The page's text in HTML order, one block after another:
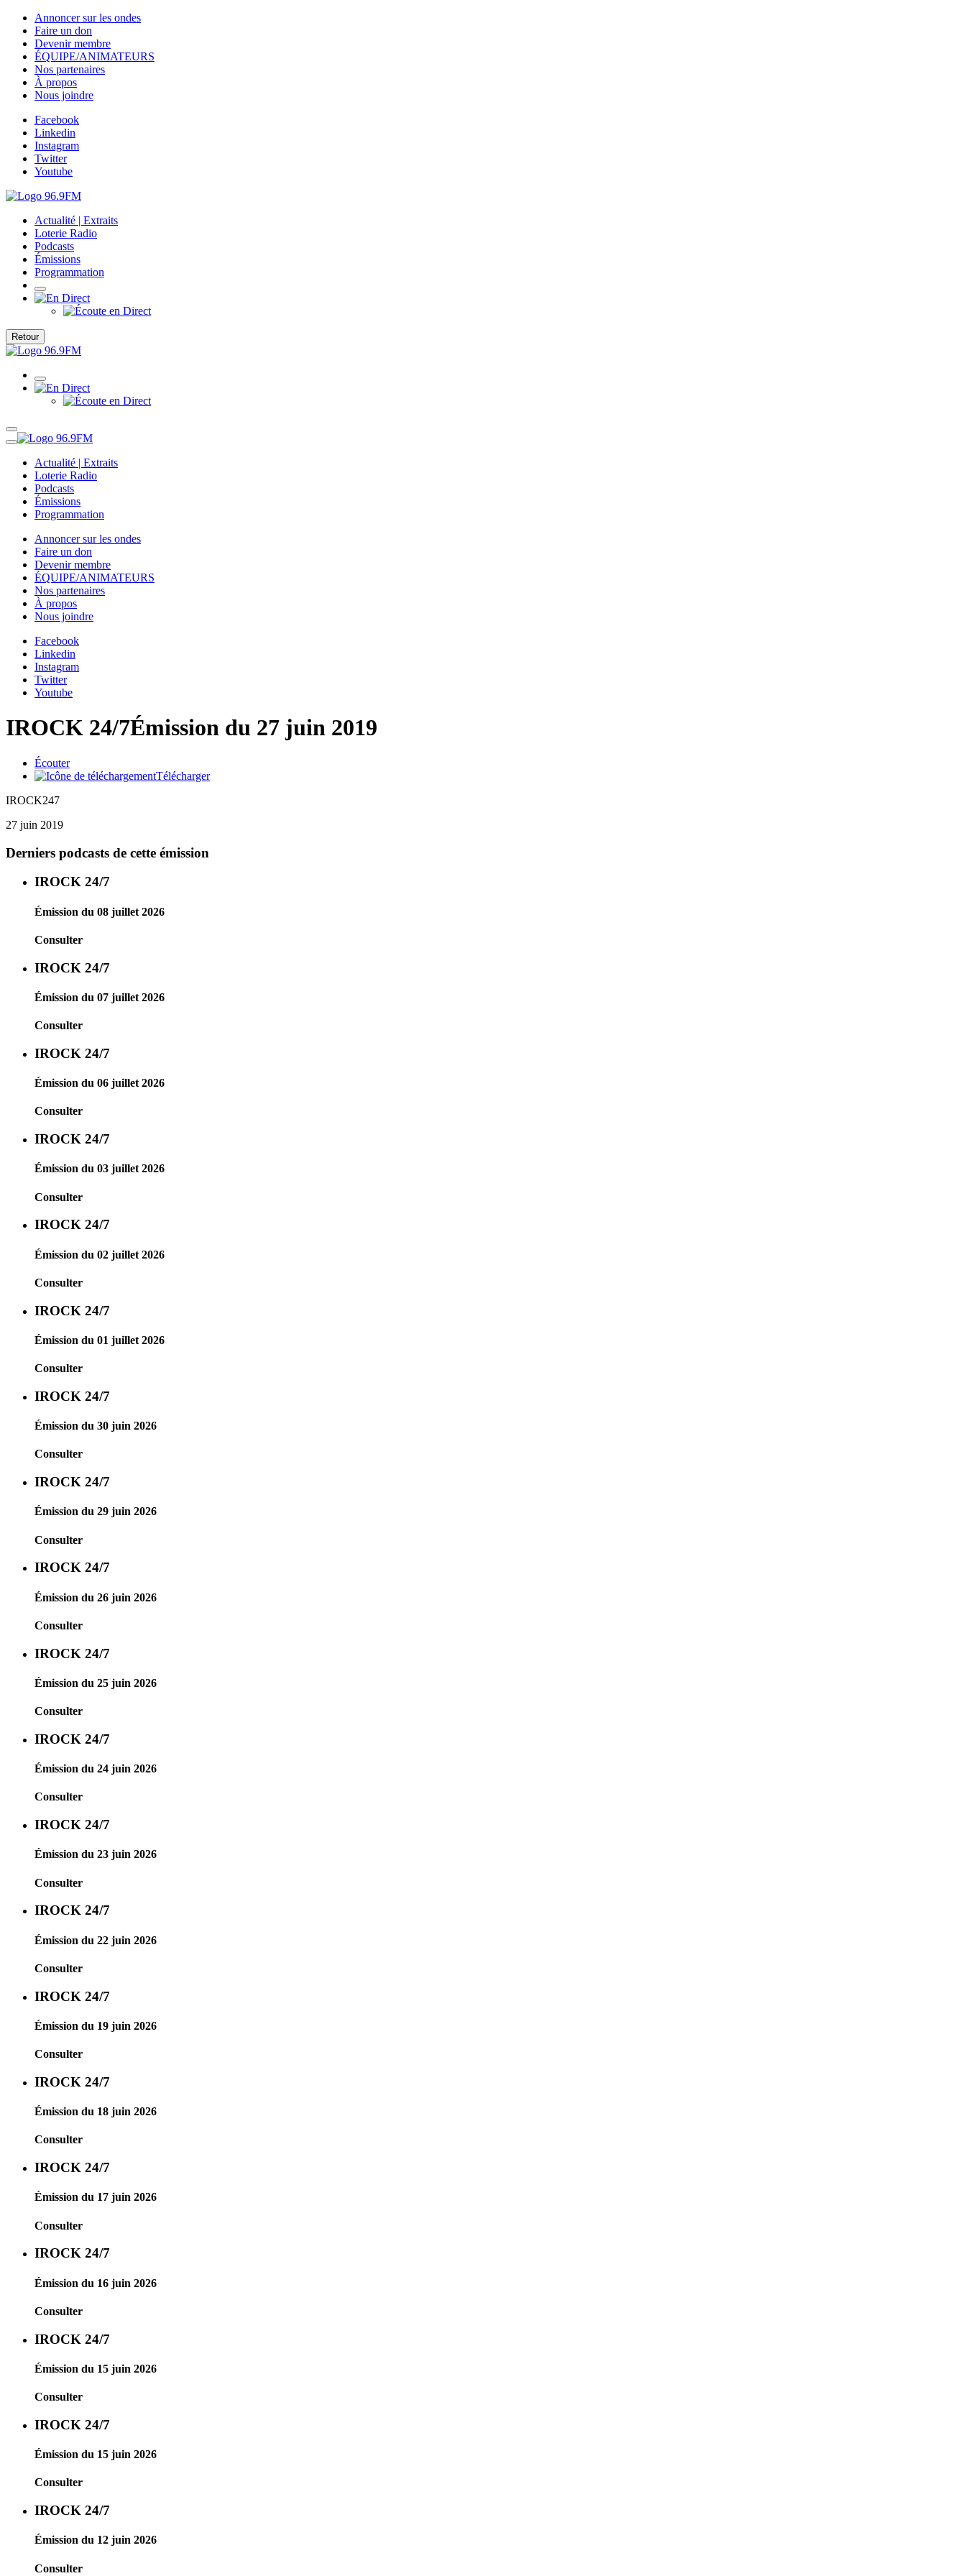
Annoncer sur les ondes
Faire un don
Devenir membre
ÉQUIPE/ANIMATEURS
Nos partenaires
À propos
Nous joindre
Facebook
Linkedin
Instagram
Twitter
Youtube
Actualité | Extraits
Loterie Radio
Podcasts
Émissions
Programmation
Retour
Actualité | Extraits
Loterie Radio
Podcasts
Émissions
Programmation
Annoncer sur les ondes
Faire un don
Devenir membre
ÉQUIPE/ANIMATEURS
Nos partenaires
À propos
Nous joindre
Facebook
Linkedin
Instagram
Twitter
Youtube
IROCK 24/7Émission du 27 juin 2019
Écouter
Télécharger
IROCK247
27 juin 2019
Derniers podcasts de cette émission
IROCK 24/7
Émission du 08 juillet 2026
Consulter
IROCK 24/7
Émission du 07 juillet 2026
Consulter
IROCK 24/7
Émission du 06 juillet 2026
Consulter
IROCK 24/7
Émission du 03 juillet 2026
Consulter
IROCK 24/7
Émission du 02 juillet 2026
Consulter
IROCK 24/7
Émission du 01 juillet 2026
Consulter
IROCK 24/7
Émission du 30 juin 2026
Consulter
IROCK 24/7
Émission du 29 juin 2026
Consulter
IROCK 24/7
Émission du 26 juin 2026
Consulter
IROCK 24/7
Émission du 25 juin 2026
Consulter
IROCK 24/7
Émission du 24 juin 2026
Consulter
IROCK 24/7
Émission du 23 juin 2026
Consulter
IROCK 24/7
Émission du 22 juin 2026
Consulter
IROCK 24/7
Émission du 19 juin 2026
Consulter
IROCK 24/7
Émission du 18 juin 2026
Consulter
IROCK 24/7
Émission du 17 juin 2026
Consulter
IROCK 24/7
Émission du 16 juin 2026
Consulter
IROCK 24/7
Émission du 15 juin 2026
Consulter
IROCK 24/7
Émission du 15 juin 2026
Consulter
IROCK 24/7
Émission du 12 juin 2026
Consulter